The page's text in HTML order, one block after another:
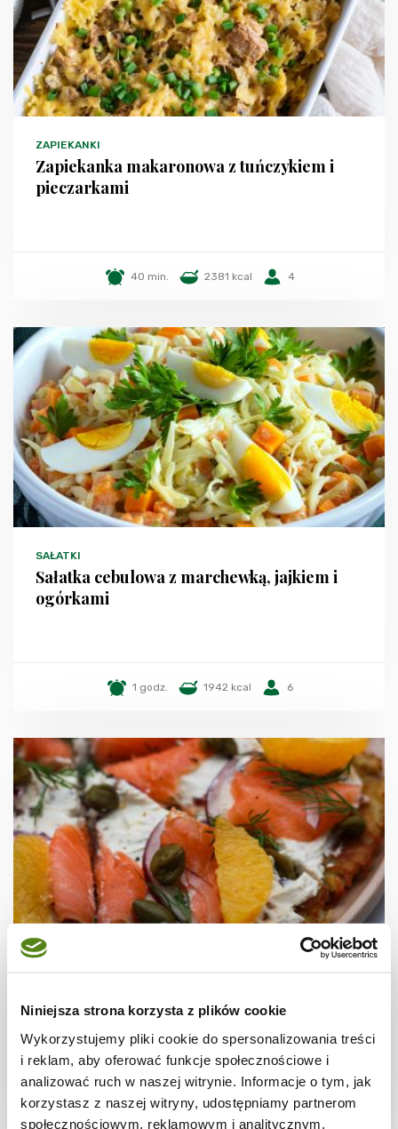
Niniejsza strona korzysta z plików cookie
Wykorzystujemy pliki cookie do spersonalizowania treści
i reklam, aby oferować funkcje społecznościowe i
analizować ruch w naszej witrynie. Informacje o tym, jak
korzystasz z naszej witryny, udostępniamy partnerom
społecznościowym, reklamowym i analitycznym.
ZAPIEKANKI
Zapiekanka makaronowa z tuńczykiem i
pieczarkami
40 min. 2381 kcal 4
SAŁATKI
Sałatka cebulowa z marchewką, jajkiem i
ogórkami
1 godz. 1942 kcal 6
i wędzonym łososiem
35 min. 1765 kcal 4